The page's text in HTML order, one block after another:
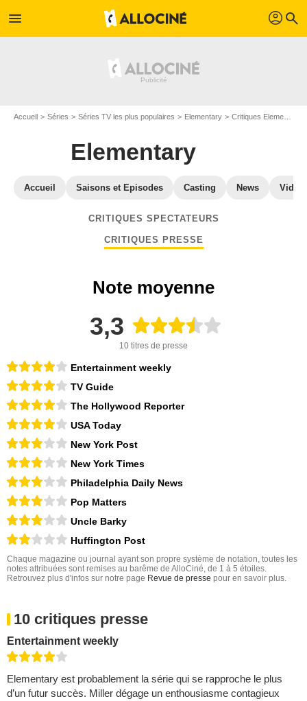
menu profil search
Accueil Séries Séries TV les plus populaires Elementary Critiques Elementary
Elementary
Accueil Saisons et Episodes Casting News
CRITIQUES SPECTATEURS
CRITIQUES PRESSE
Note moyenne
3,3
10 titres de presse
Entertainment weekly
TV Guide
The Hollywood Reporter
USA Today
New York Post
New York Times
Philadelphia Daily News
Pop Matters
Uncle Barky
Huffington Post
Chaque magazine ou journal ayant son propre système de notation, toutes les
notes attribuées sont remises au barême de AlloCiné, de 1 à 5 étoiles.
Retrouvez plus d'infos sur notre page Revue de presse pour en savoir plus.
10 critiques presse
Entertainment weekly
Elementary est probablement la série qui se rapproche le plus
d’un futur succès. Miller dégage un enthousiasme contagieux